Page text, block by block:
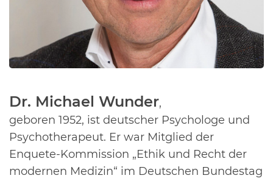
Dr. Michael Wunder,
geboren 1952, ist deutscher Psychologe und
Psychotherapeut. Er war Mitglied der
Enquete-Kommission „Ethik und Recht der
modernen Medizin“ im Deutschen Bundestag